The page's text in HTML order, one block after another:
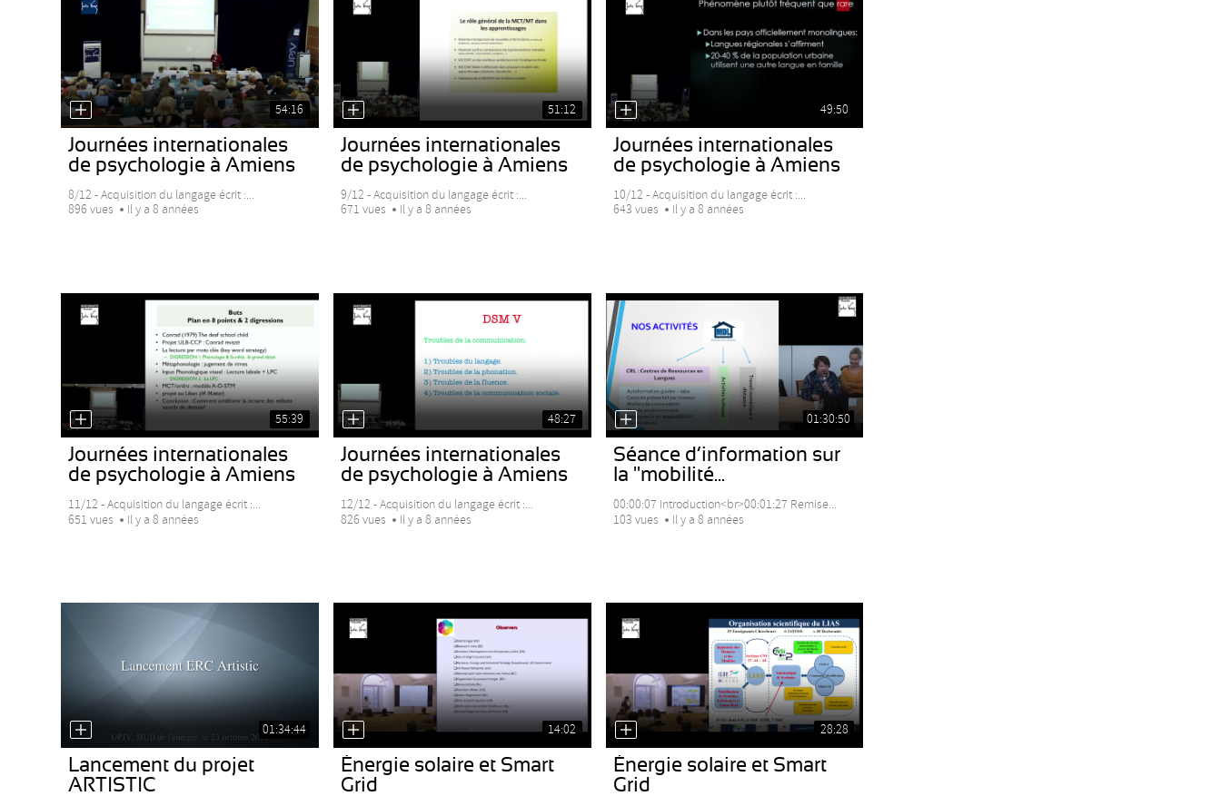
54:16
Journées internationales
de psychologie à Amiens
8/12 - Acquisition du langage écrit :...
896 vues
Il y a 8 années
51:12
Journées internationales
de psychologie à Amiens
9/12 - Acquisition du langage écrit :...
671 vues
Il y a 8 années
49:50
Journées internationales
de psychologie à Amiens
10/12 - Acquisition du langage écrit :...
643 vues
Il y a 8 années
55:39
Journées internationales
de psychologie à Amiens
11/12 - Acquisition du langage écrit :...
651 vues
Il y a 8 années
48:27
Journées internationales
de psychologie à Amiens
12/12 - Acquisition du langage écrit :...
826 vues
Il y a 8 années
01:30:50
Séance d’information sur
la "mobilité...
00:00:07 Introduction<br>00:01:27 Remise...
103 vues
Il y a 8 années
01:34:44
Lancement du projet
ARTISTIC
14:02
Énergie solaire et Smart
Grid
28:28
Énergie solaire et Smart
Grid